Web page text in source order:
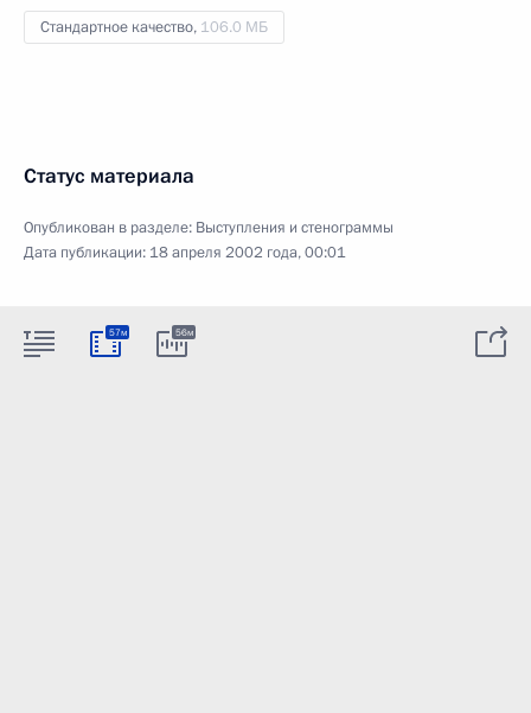
Стандартное качество, 106.0 МБ
Статус материала
Опубликован в разделе: Выступления и стенограммы
Дата публикации: 18 апреля 2002 года, 00:01
57м 56м